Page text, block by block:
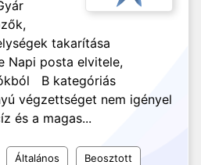
takarítása
Napi posta elvitele,
B kategóriás
végzettséget nem igényel
és a magas...
Általános Beosztott